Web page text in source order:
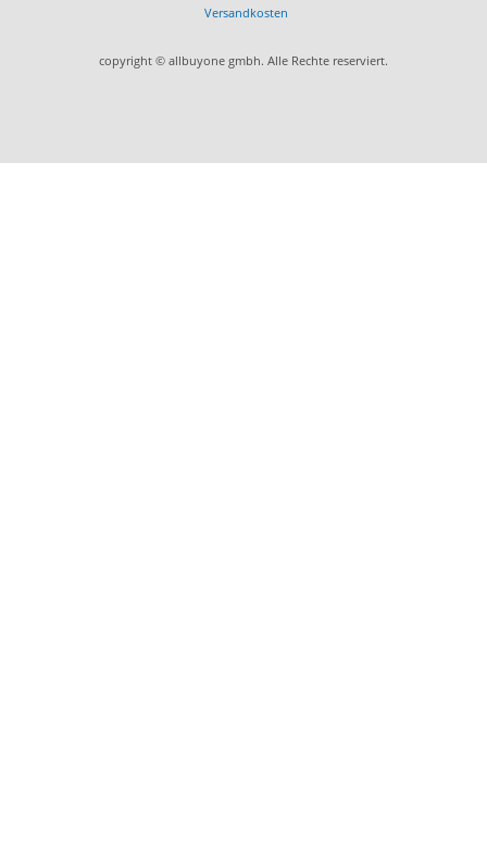
Versandkosten
copyright © allbuyone gmbh. Alle Rechte reserviert.